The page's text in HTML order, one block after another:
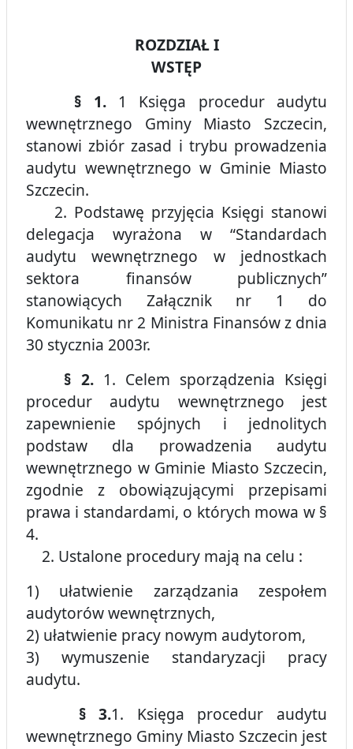
ROZDZIAŁ I
WSTĘP
§ 1.1 Księga procedur audytu
wewnętrznego Gminy Miasto Szczecin,
stanowi zbiór zasad i trybu prowadzenia
audytu wewnętrznego w Gminie Miasto
Szczecin.
2. Podstawę przyjęcia Księgi stanowi
delegacja wyrażona w “Standardach
audytu wewnętrznego w jednostkach
sektora finansów publicznych”
stanowiących Załącznik nr 1 do
Komunikatu nr 2 Ministra Finansów z dnia
30 stycznia 2003r.
§ 2.1. Celem sporządzenia Księgi
procedur audytu wewnętrznego jest
zapewnienie spójnych i jednolitych
podstaw dla prowadzenia audytu
wewnętrznego w Gminie Miasto Szczecin,
zgodnie z obowiązującymi przepisami
prawa i standardami, o których mowa w §
4.
2. Ustalone procedury mają na celu :
1) ułatwienie zarządzania zespołem
audytorów wewnętrznych,
2) ułatwienie pracy nowym audytorom,
3) wymuszenie standaryzacji pracy
audytu.
§ 3.1. Księga procedur audytu
wewnętrznego Gminy Miasto Szczecin jest